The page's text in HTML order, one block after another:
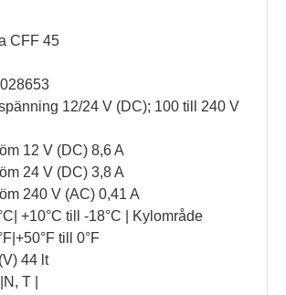
CFF 45
12/24 V (DC); 100 till 240 V
12 V (DC) 8,6 A
24 V (DC) 3,8 A
240 V (AC) 0,41 A
+10°C till -18°C | Kylområde
till 0°F
44 lt
T |